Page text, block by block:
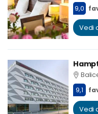
9,0
Vedi
9,1
Vedi